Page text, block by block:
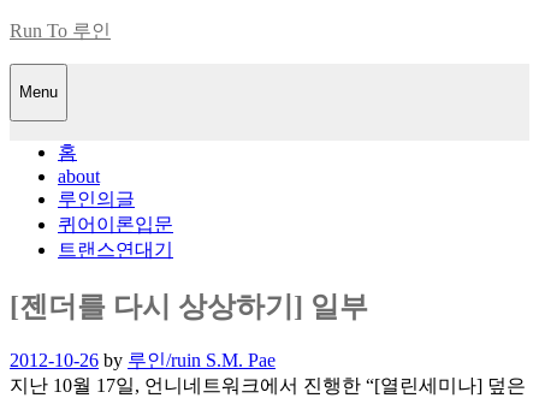
Skip
content
Run To 루인
Menu
홈
about
루인의글
퀴어이론입문
트랜스연대기
[젠더를 다시 상상하기] 일부
Posted
on
2012-10-26 by 루인/ruin S.M. Pae
지난 10월 17일, 언니네트워크에서 진행한 “[열린세미나] 덮은